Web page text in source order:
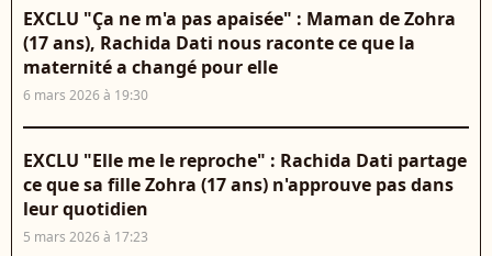
EXCLU "Ça ne m'a pas apaisée" : Maman de Zohra
(17 ans), Rachida Dati nous raconte ce que la
maternité a changé pour elle
6 mars 2026 à 19:30
EXCLU "Elle me le reproche" : Rachida Dati partage
ce que sa fille Zohra (17 ans) n'approuve pas dans
leur quotidien
5 mars 2026 à 17:23